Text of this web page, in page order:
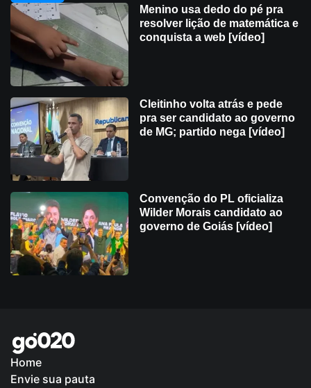
Menino usa dedo do pé pra
resolver lição de matemática e
conquista a web [vídeo]
Cleitinho volta atrás e pede
pra ser candidato ao governo
de MG; partido nega [vídeo]
Convenção do PL oficializa
Wilder Morais candidato ao
governo de Goiás [vídeo]
Home
Envie sua pauta